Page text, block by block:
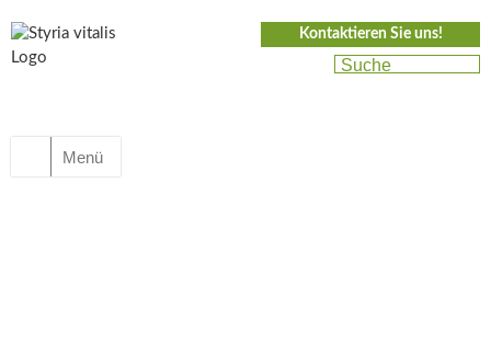
Kontaktieren Sie uns!
Menü